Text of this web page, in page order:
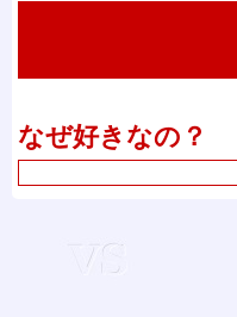
なぜ好きなの？